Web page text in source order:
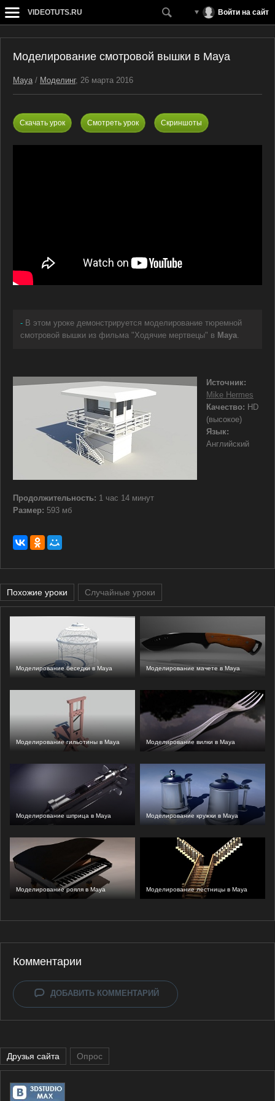
VIDEOTUTS.RU Войти на сайт
Моделирование смотровой вышки в Maya
Maya/ Моделинг, 26 марта 2016
Скачать урок Смотреть урок Скриншоты
- В этом уроке демонстрируется моделирование тюремной
смотровой вышки из фильма "Ходячие мертвецы" в Maya.
Источник:
Mike Hermes
Качество: HD
(высокое)
Язык:
Английский
Продолжительность: 1 час 14 минут
Размер: 593 мб
Похожие уроки Случайные уроки
Моделирование беседки в Maya Моделирование мачете в Maya
Моделирование гильотины в Maya Моделирование вилки в Maya
Моделирование шприца в Maya Моделирование кружки в Maya
Моделирование рояля в Maya Моделирование лестницы в Maya
Комментарии
ДОБАВИТЬ КОММЕНТАРИЙ
Друзья сайта Опрос